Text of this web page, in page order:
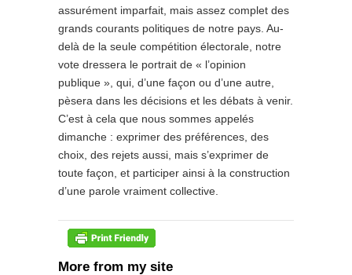
assurément imparfait, mais assez complet des
grands courants politiques de notre pays. Au-
delà de la seule compétition électorale, notre
vote dressera le portrait de « l’opinion
publique », qui, d’une façon ou d’une autre,
pèsera dans les décisions et les débats à venir.
C’est à cela que nous sommes appelés
dimanche : exprimer des préférences, des
choix, des rejets aussi, mais s’exprimer de
toute façon, et participer ainsi à la construction
d’une parole vraiment collective.
More from my site